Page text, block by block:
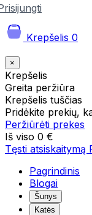
Krepšelis 0
×
Krepšelis
Greita peržiūra
Krepšelis tuščias
Pridėkite prekių,
Peržiūrėti prekes
Iš viso 0 €
Tęsti atsiskaitymą
Pagrindinis
Blogai
Šunys
Katės